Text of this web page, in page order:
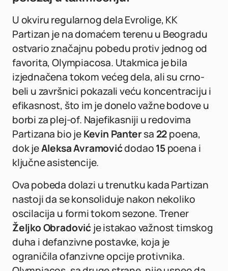
U okviru regularnog dela Evrolige, KK
Partizan je na domaćem terenu u Beogradu
ostvario značajnu pobedu protiv jednog od
favorita, Olympiacosa. Utakmica je bila
izjednačena tokom većeg dela, ali su crno-
beli u završnici pokazali veću koncentraciju i
efikasnost, što im je donelo važne bodove u
borbi za plej-of. Najefikasniji u redovima
Partizana bio jeKevin Pantersa 22poena,
dok jeAleksa Avramovićdodao15poena i
ključne asistencije.
Ova pobeda dolazi u trenutku kada Partizan
nastoji da se konsoliduje nakon nekoliko
oscilacija u formi tokom sezone. Trener
Željko Obradovićje istakao važnost timskog
duha i defanzivne postavke, koja je
ograničila ofanzivne opcije protivnika.